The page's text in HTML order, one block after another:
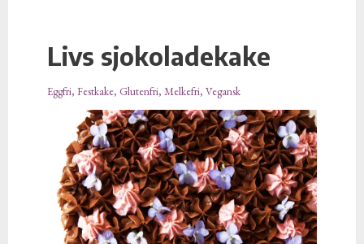
Livs sjokoladekake
Eggfri, Festkake, Glutenfri, Melkefri, Vegansk
Livs
sjokoladekake